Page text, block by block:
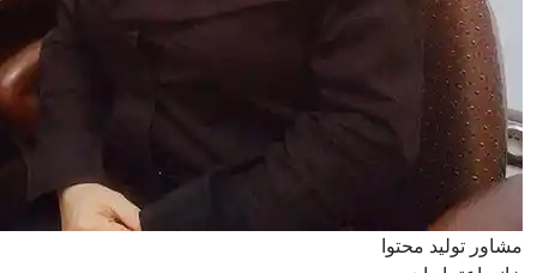
مشاور تولید محتوا